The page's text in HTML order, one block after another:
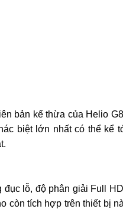
bản kế thừa của Helio
biệt lớn nhất có thể kể
lỗ, độ phân giải Full
còn tích hợp trên thiết bị